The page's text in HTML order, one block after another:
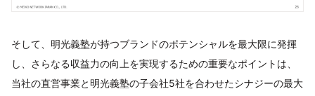
そして、明光義塾が持つブランドのポテンシャルを最大限に発揮
し、さらなる収益力の向上を実現するための重要なポイントは、
当社の直営事業と明光義塾の子会社5社を合わせたシナジーの最大